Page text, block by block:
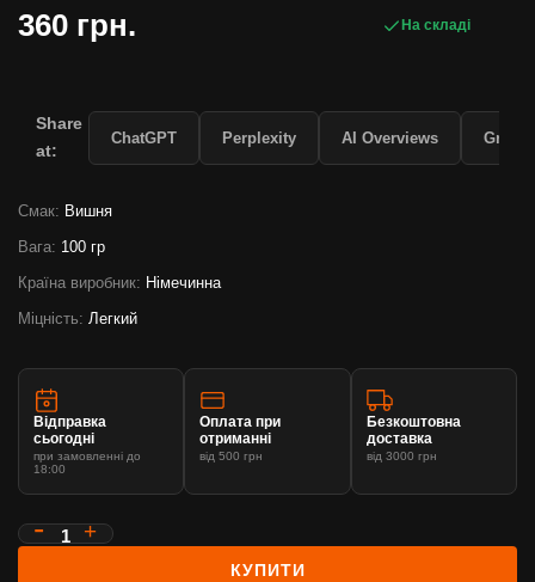
На складі
360 грн.
Смак: Вишня
Вага: 100 гр
Країна виробник: Німечинна
Міцність: Легкий
КУПИТИ
Відправка
сьогодні
при замовленні до
18:00
Оплата при
отриманні
від 500 грн
Безкоштовна
доставка
від 3000 грн
Share
at:
ChatGPT Perplexity AI Overviews Grok